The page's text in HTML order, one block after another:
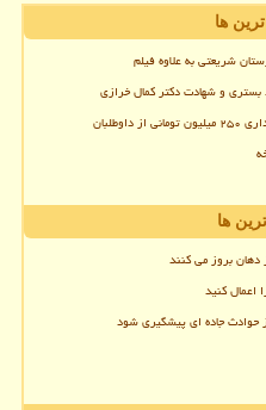
ترین ها
شریعتی به علاوه فیلم
و شهادت دکتر کمال خرازی
ها
دهان بروز می کنند
اعمال کنید
حوادث جاده ای پیشگیری شود